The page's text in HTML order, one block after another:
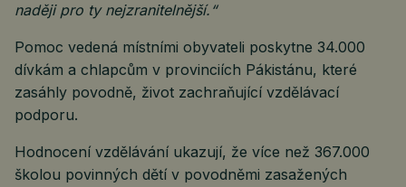
naději pro ty nejzranitelnější.“
Pomoc vedená místními obyvateli poskytne 34.000
dívkám a chlapcům v provinciích Pákistánu, které
zasáhly povodně, život zachraňující vzdělávací
podporu.
Hodnocení vzdělávání ukazují, že více než 367.000
školou povinných dětí v povodněmi zasažených